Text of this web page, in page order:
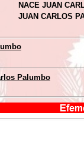
NACE JUAN
JUAN CARLOS
Palumbo